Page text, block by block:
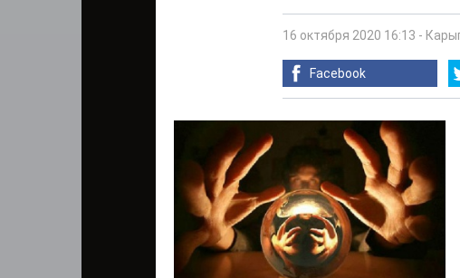
16 октября 2020 16:13 -
Facebook